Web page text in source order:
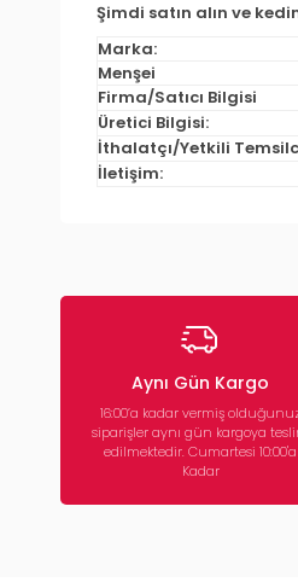
Şimdi satın alın ve
Marka:
Menşei
Firma/Satıcı Bilgisi
Üretici Bilgisi:
İthalatçı/Yetkili
İletişim:
Aynı Gün Kargo
16:00’a kadar vermiş
siparişler aynı gün kargoya
edilmektedir. Cumartesi 10:00'a
Kadar